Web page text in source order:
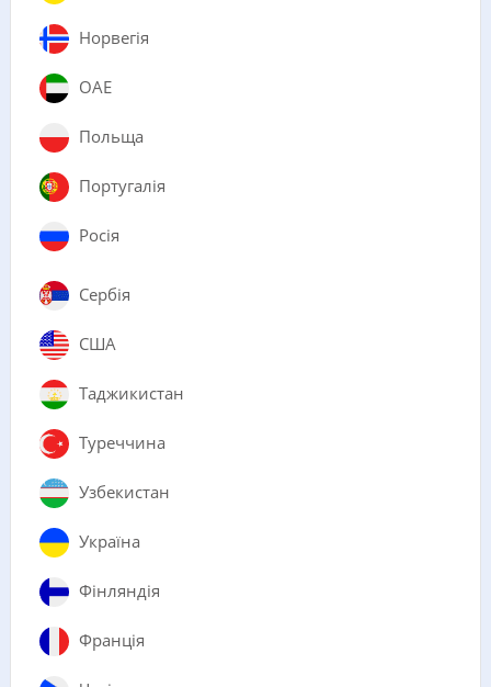
Норвегія
ОАЕ
Польща
Португалія
Росія
Сербія
США
Таджикистан
Туреччина
Узбекистан
Україна
Фінляндія
Франція